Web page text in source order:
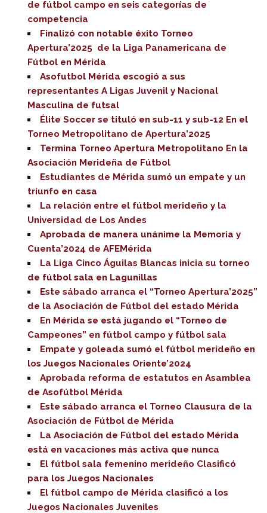
de fútbol campo en seis categorías de
competencia
Finalizó con notable éxito Torneo
Apertura’2025 de la Liga Panamericana de
Fútbol en Mérida
Asofutbol Mérida escogió a sus
representantes A Ligas Juvenil y Nacional
Masculina de futsal
Élite Soccer se tituló en sub-11 y sub-12 En el
Torneo Metropolitano de Apertura’2025
Termina Torneo Apertura Metropolitano En la
Asociación Merideña de Fútbol
Estudiantes de Mérida sumó un empate y un
triunfo en casa
La relación entre el fútbol merideño y la
Universidad de Los Andes
Aprobada de manera unánime la Memoria y
Cuenta’2024 de AFEMérida
La Liga Cinco Águilas Blancas inicia su torneo
de fútbol sala en Lagunillas
Este sábado arranca el “Torneo Apertura’2025”
de la Asociación de Fútbol del estado Mérida
En Mérida se está jugando el “Torneo de
Campeones” en fútbol campo y fútbol sala
Empate y goleada sumó el fútbol merideño en
los Juegos Nacionales Oriente’2024
Aprobada reforma de estatutos en Asamblea
de Asofútbol Mérida
Este sábado arranca el Torneo Clausura de la
Asociación de Fútbol de Mérida
La Asociación de Fútbol del estado Mérida
está en vacaciones más activa que nunca
El fútbol sala femenino merideño Clasificó
para los Juegos Nacionales
El fútbol campo de Mérida clasificó a los
Juegos Nacionales Juveniles